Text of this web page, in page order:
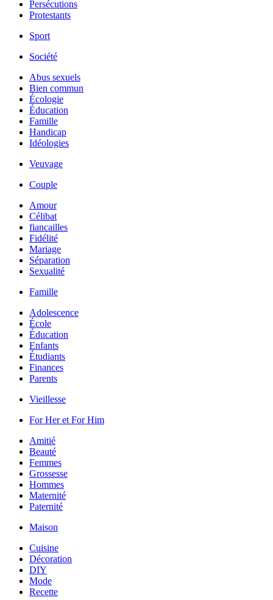
Persécutions
Protestants
Sport
Société
Abus sexuels
Bien commun
Écologie
Éducation
Famille
Handicap
Idéologies
Veuvage
Couple
Amour
Célibat
fiancailles
Fidélité
Mariage
Séparation
Sexualité
Famille
Adolescence
École
Éducation
Enfants
Étudiants
Finances
Parents
Vieillesse
For Her et For Him
Amitié
Beauté
Femmes
Grossesse
Hommes
Maternité
Paternité
Maison
Cuisine
Décoration
DIY
Mode
Recette